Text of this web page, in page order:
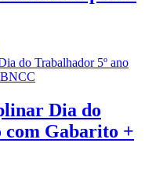
Dia do
com Gabarito +